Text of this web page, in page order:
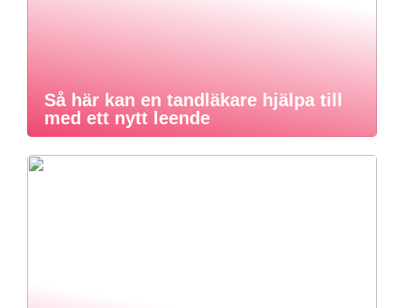
Så här kan en tandläkare hjälpa till
med ett nytt leende